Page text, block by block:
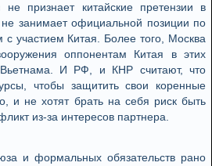
признает китайские претензии в
занимает официальной позиции по
участием Китая. Более того, Москва
оппонентам Китая в этих
И РФ, и КНР считают, что
чтобы защитить свои коренные
и не хотят брать на себя риск быть
из-за интересов партнера.
и формальных обязательств рано